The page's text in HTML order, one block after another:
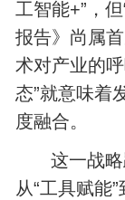
工智能+”，
报告》尚属
术对产业的
态”就意味着
度融合。
这一战
从“工具赋能